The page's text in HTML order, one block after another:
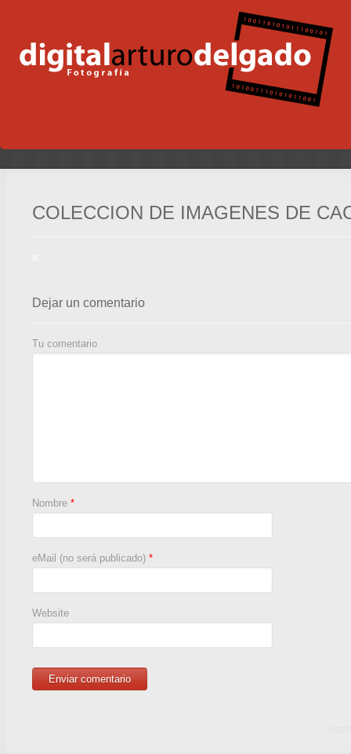
COLECCION DE IMAGENES DE
Dejar un comentario
Tu comentario
Nombre *
eMail (no será publicado) *
Website